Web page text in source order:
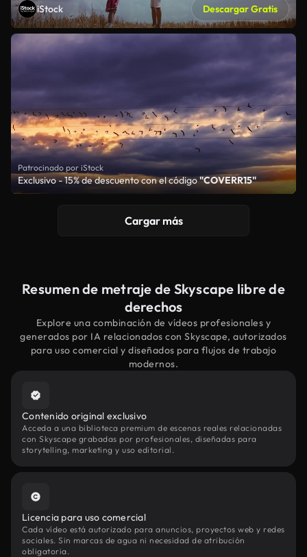
iStock Descargar Gratis
Patrocinado por iStock
Exclusivo - 15% de descuento con el código"COVERR15"
Cargar más
Resumen de metraje de Skyscape libre de
derechos
Explore una combinación de vídeos profesionales y
generados por IA relacionados con Skyscape, autorizados
para uso comercial y diseñados para flujos de trabajo
modernos.
Contenido original exclusivo
Acceda a una biblioteca premium de escenas reales relacionadas
con Skyscape grabadas por profesionales, diseñadas para
storytelling, marketing y uso editorial.
Licencia para uso comercial
Cada vídeo está autorizado para anuncios, proyectos web y redes
sociales. Sin marcas de agua ni necesidad de atribución
obligatoria.